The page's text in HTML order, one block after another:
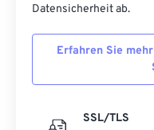
Datensicherheit ab.
Erfahren Sie
SSL/TLS